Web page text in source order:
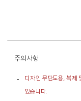
주의사항
디자인 무단도용, 복제
있습니다.